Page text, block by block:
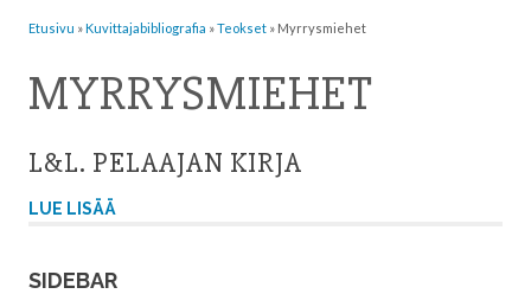
Etusivu »Kuvittaja­bibliografia »Teokset » Myrrysmiehet
MYRRYSMIEHET
L&L. PELAAJAN KIRJA
LUE LISÄÄ
SIDEBAR